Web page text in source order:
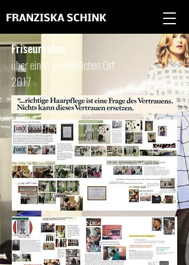
FRANZISKA SCHINK
Friseursalon
übereinen gewöhnlichen Ort
2017